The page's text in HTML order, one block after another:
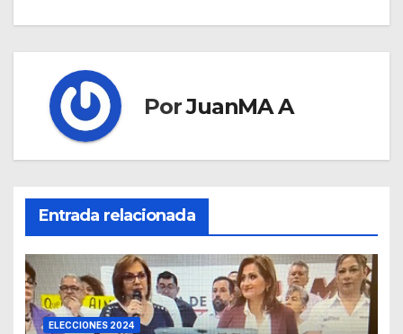
PorJuanMA A
Entrada relacionada
ELECCIONES 2024